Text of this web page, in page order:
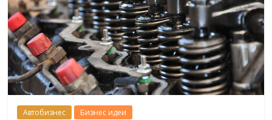
Автобизнес Бизнес идеи